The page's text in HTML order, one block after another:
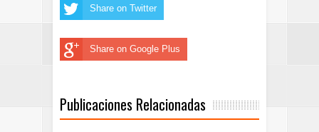
Share on Twitter
Share on Google Plus
Publicaciones Relacionadas